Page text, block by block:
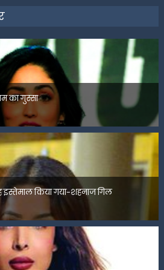
का गुस्सा
किया गया-शहनाज गिल